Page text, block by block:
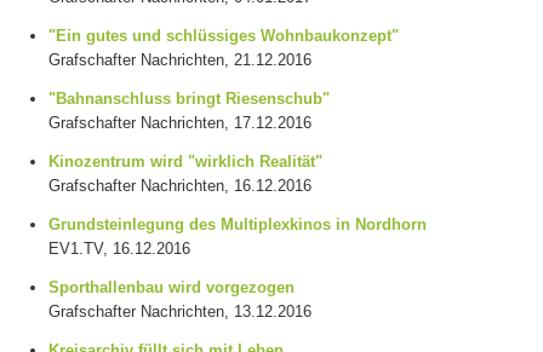
"Ein gutes und schlüssiges Wohnbaukonzept"
Grafschafter Nachrichten, 21.12.2016
"Bahnanschluss bringt Riesenschub"
Grafschafter Nachrichten, 17.12.2016
Kinozentrum wird "wirklich Realität"
Grafschafter Nachrichten, 16.12.2016
Grundsteinlegung des Multiplexkinos in Nordhorn
EV1.TV, 16.12.2016
Sporthallenbau wird vorgezogen
Grafschafter Nachrichten, 13.12.2016